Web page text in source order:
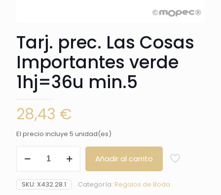
Tarj. prec. Las Cosas
Importantes verde
1hj=36u min.5
28,43 €
El precio incluye 5 unidad(es)
prec.
Cosas
Importantes
Añadir al carrito
SKU: X432.28.1 Categoría: Regalos de Boda